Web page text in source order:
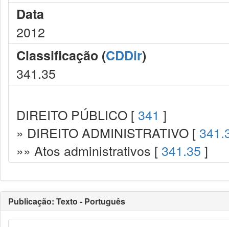
Data
2012
Classificação (CDDir)
341.35
DIREITO PÚBLICO [ 341 ]
» DIREITO ADMINISTRATIVO [
»» Atos administrativos [ 341.35 ]
Publicação: Texto - Português